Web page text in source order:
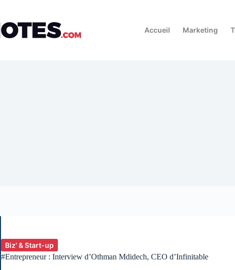
Accueil
Marketing
Biz' & Start-up
#Entrepreneur : Interview d’Othman Mdidech, CEO d’Infinitable